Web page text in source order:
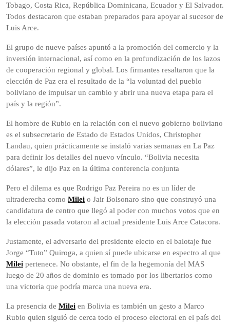
Tobago, Costa Rica, República Dominicana, Ecuador y El Salvador.
Todos destacaron que estaban preparados para apoyar al sucesor de
Luis Arce.
El grupo de nueve países apuntó a la promoción del comercio y la
inversión internacional, así como en la profundización de los lazos
de cooperación regional y global. Los firmantes resaltaron que la
elección de Paz era el resultado de la “la voluntad del pueblo
boliviano de impulsar un cambio y abrir una nueva etapa para el
país y la región”.
El hombre de Rubio en la relación con el nuevo gobierno boliviano
es el subsecretario de Estado de Estados Unidos, Christopher
Landau, quien prácticamente se instaló varias semanas en La Paz
para definir los detalles del nuevo vínculo. “Bolivia necesita
dólares”, le dijo Paz en la última conferencia conjunta
Pero el dilema es que Rodrigo Paz Pereira no es un líder de
ultraderecha como Milei o Jair Bolsonaro sino que construyó una
candidatura de centro que llegó al poder con muchos votos que en
la elección pasada votaron al actual presidente Luis Arce Catacora.
Justamente, el adversario del presidente electo en el balotaje fue
Jorge “Tuto” Quiroga, a quien sí puede ubicarse en espectro al que
Milei pertenece. No obstante, el fin de la hegemonía del MAS
luego de 20 años de dominio es tomado por los libertarios como
una victoria que podría marca una nueva era.
La presencia de Milei en Bolivia es también un gesto a Marco
Rubio quien siguió de cerca todo el proceso electoral en el país del